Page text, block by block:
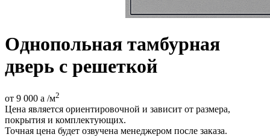
Однопольная тамбурная
дверь с решеткой
от 9 000 a /м2
Цена является ориентировочной и зависит от размера,
покрытия и комплектующих.
Точная цена будет озвучена менеджером после заказа.